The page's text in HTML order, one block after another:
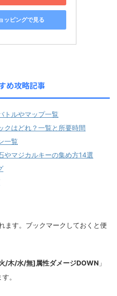
ッピングで見る
め攻略記事
トルやマップ一覧
クはどれ？一覧と所要時間
一覧
やマジカルキーの集め方14選
ます。ブックマークしておくと便
/木/水/無]属性ダメージDOWN 」
。